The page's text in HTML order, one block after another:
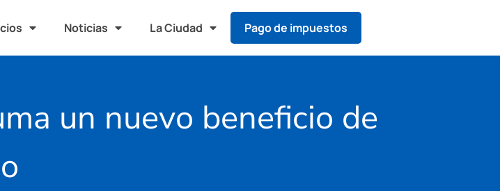
Noticias La Ciudad Pago de impuestos
un nuevo beneficio de